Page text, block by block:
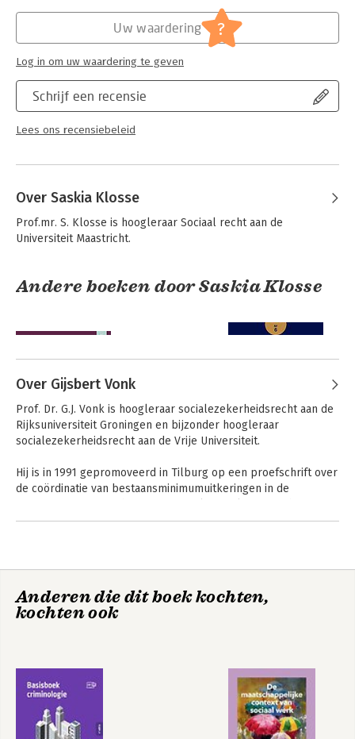
Sociale verzekeringen en -voorzieningen
- Algemeen; [stelselherziening;
Serie:
Bakelsinstituut
Schrijf een recensie
Lees ons recensiebeleid
Uw waardering ?
Log in om uw waardering te geven
Over Saskia Klosse
Prof.mr. S. Klosse is hoogleraar Sociaal recht aan de
Universiteit Maastricht.
Andere boeken door Saskia Klosse
Socialezekerheidsrecht
The Right to Social
Security: Towards a
Over Gijsbert Vonk
Prof. Dr. G.J. Vonk is hoogleraar socialezekerheidsrecht aan de
Rijksuniversiteit Groningen en bijzonder hoogleraar
socialezekerheidsrecht aan de Vrije Universiteit.
Hij is in 1991 gepromoveerd in Tilburg op een proefschrift over
de coördinatie van bestaansminimumuitkeringen in de
terrein van (internationaal) socialezekerheidsrecht, Europees
Anderen die dit boek kochten,
kochten ook